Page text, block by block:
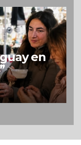
en